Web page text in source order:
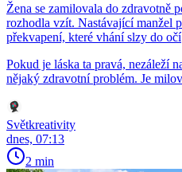
Žena se zamilovala do zdravotně
rozhodla vzít. Nastávající manžel
překvapení, které vhání slzy do očí
Pokud je láska ta pravá, nezáleží
nějaký zdravotní problém. Je
Světkreativity
dnes, 07:13
2 min